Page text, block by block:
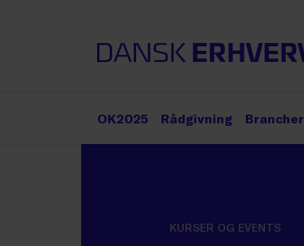
OK2025 Rådgivning Brancher
KURSER OG EVENTS